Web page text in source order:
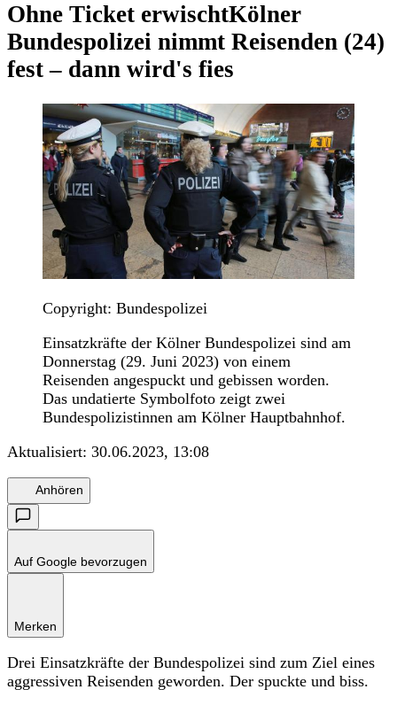
Ohne Ticket erwischtKölner
Bundespolizei nimmt Reisenden (24)
fest – dann wird's fies
Copyright: Bundespolizei
Einsatzkräfte der Kölner Bundespolizei sind am
Donnerstag (29. Juni 2023) von einem
Reisenden angespuckt und gebissen worden.
Das undatierte Symbolfoto zeigt zwei
Bundespolizistinnen am Kölner Hauptbahnhof.
Aktualisiert: 30.06.2023, 13:08
Anhören
Auf Google bevorzugen
Merken
Drei Einsatzkräfte der Bundespolizei sind zum Ziel eines
aggressiven Reisenden geworden. Der spuckte und biss.